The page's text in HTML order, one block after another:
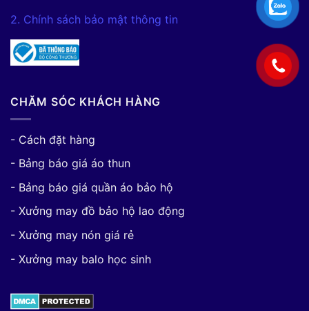
2. Chính sách bảo mật thông tin
CHĂM SÓC KHÁCH HÀNG
- Cách đặt hàng
- Bảng báo giá áo thun
- Bảng báo giá quần áo bảo hộ
- Xưởng may đồ bảo hộ lao động
- Xưởng may nón giá rẻ
- Xưởng may balo học sinh